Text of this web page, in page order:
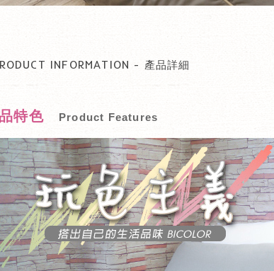
INFORMATION - 產品詳細
特色 Product Features